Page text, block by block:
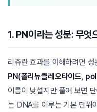
1. PN이라는 성분: 무엇
리쥬란 효과를 이해하려면
PN(폴리뉴클레오타이드,
이름이 낯설지만 풀어 보면
는 DNA를 이루는 기본 단위